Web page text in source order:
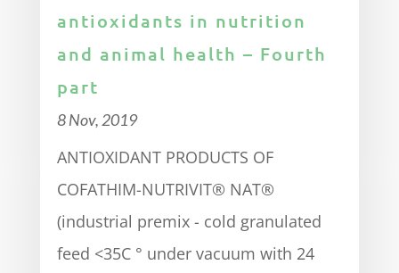
antioxidants in nutrition
and animal health – Fourth
part
8 Nov, 2019
ANTIOXIDANT PRODUCTS OF
COFATHIM-NUTRIVIT® NAT®
(industrial premix - cold granulated
feed <35C ° under vacuum with 24